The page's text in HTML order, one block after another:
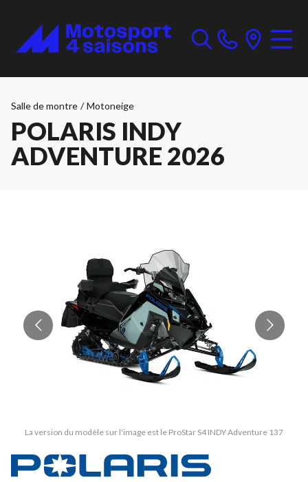
Salle de montre / Motoneige
POLARIS INDY
ADVENTURE 2026
La version du modèle sur l'image est le ProStar S4 INDY Adventure 137